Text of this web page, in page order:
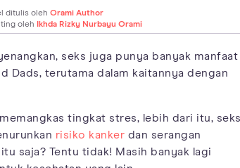
ditulis oleh Orami Author
oleh
Ikhda Rizky Nurbayu Orami
seks juga punya banyak manfaat
Dads, terutama dalam kaitannya dengan
tingkat stres, lebih dari itu,
risiko kanker dan serangan
saja? Tentu tidak! Masih banyak lagi